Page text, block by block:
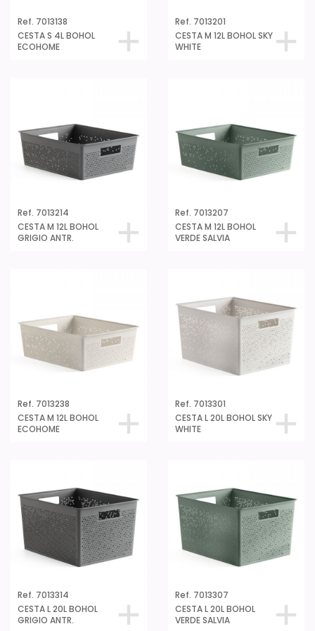
Ref. 7013138
CESTA S 4L BOHOL
ECOHOME
Ref. 7013201
CESTA M 12L BOHOL SKY
WHITE
Ref. 7013214
CESTA M 12L BOHOL
GRIGIO ANTR.
Ref. 7013207
CESTA M 12L BOHOL
VERDE SALVIA
Ref. 7013238
CESTA M 12L BOHOL
ECOHOME
Ref. 7013301
CESTA L 20L BOHOL SKY
WHITE
Ref. 7013314
CESTA L 20L BOHOL
GRIGIO ANTR.
Ref. 7013307
CESTA L 20L BOHOL
VERDE SALVIA